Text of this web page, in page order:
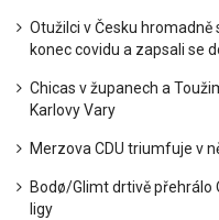
Otužilci v Česku hromadně
konec covidu a zapsali se
Chicas v županech a
Karlovy Vary
Merzova CDU triumfuje v
Bodø/Glimt drtivě přehrálo
ligy